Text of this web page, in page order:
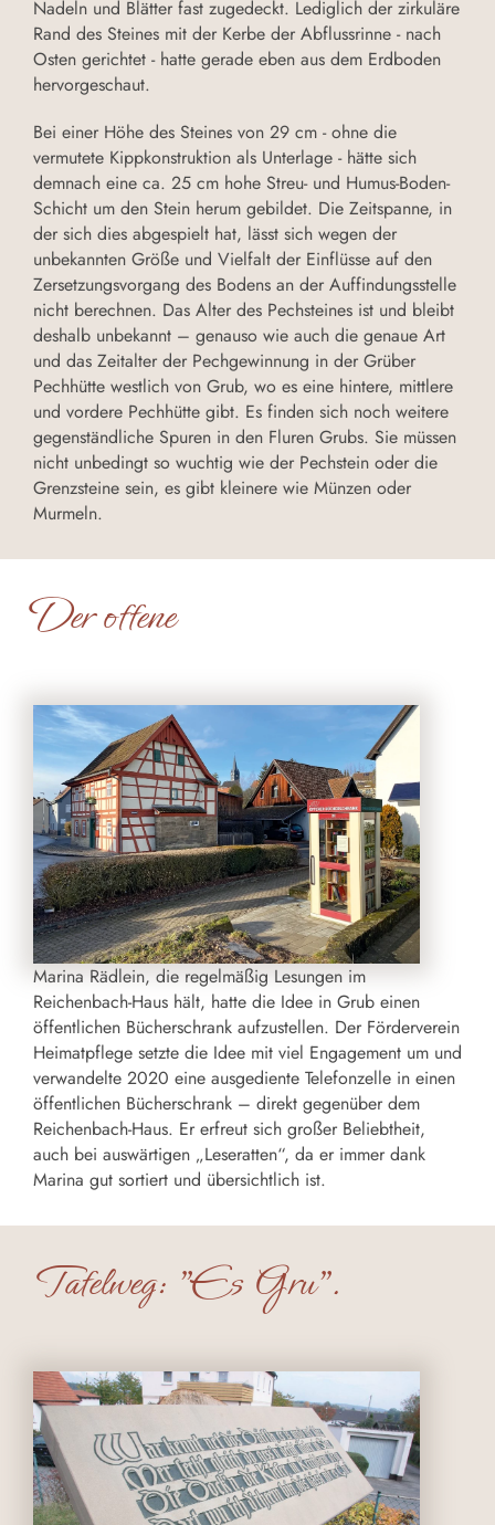
Nadeln und Blätter fast zugedeckt. Lediglich der zirkuläre
Rand des Steines mit der Kerbe der Abflussrinne - nach
Osten gerichtet - hatte gerade eben aus dem Erdboden
hervorgeschaut.
Bei einer Höhe des Steines von 29 cm - ohne die
vermutete Kippkonstruktion als Unterlage - hätte sich
demnach eine ca. 25 cm hohe Streu- und Humus-Boden-
Schicht um den Stein herum gebildet. Die Zeitspanne, in
der sich dies abgespielt hat, lässt sich wegen der
unbekannten Größe und Vielfalt der Einflüsse auf den
Zersetzungsvorgang des Bodens an der Auffindungsstelle
nicht berechnen. Das Alter des Pechsteines ist und bleibt
deshalb unbekannt – genauso wie auch die genaue Art
und das Zeitalter der Pechgewinnung in der Grüber
Pechhütte westlich von Grub, wo es eine hintere, mittlere
und vordere Pechhütte gibt. Es finden sich noch weitere
gegenständliche Spuren in den Fluren Grubs. Sie müssen
nicht unbedingt so wuchtig wie der Pechstein oder die
Grenzsteine sein, es gibt kleinere wie Münzen oder
Murmeln.
Der offene
Marina Rädlein, die regelmäßig Lesungen im
Reichenbach-Haus hält, hatte die Idee in Grub einen
öffentlichen Bücherschrank aufzustellen. Der Förderverein
Heimatpflege setzte die Idee mit viel Engagement um und
verwandelte 2020 eine ausgediente Telefonzelle in einen
öffentlichen Bücherschrank – direkt gegenüber dem
Reichenbach-Haus. Er erfreut sich großer Beliebtheit,
auch bei auswärtigen „Leseratten“, da er immer dank
Marina gut sortiert und übersichtlich ist.
Tafelweg: "Es Gru".